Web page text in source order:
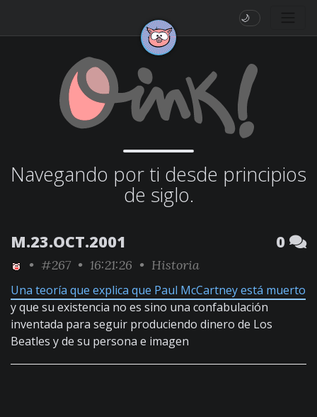
🌙
Navegando por ti desde principios
de siglo.
M.23.OCT.2001 0
• #267 • 16:21:26 • Historia
Una teoría que explica que Paul McCartney está muerto
y que su existencia no es sino una confabulación
inventada para seguir produciendo dinero de Los
Beatles y de su persona e imagen